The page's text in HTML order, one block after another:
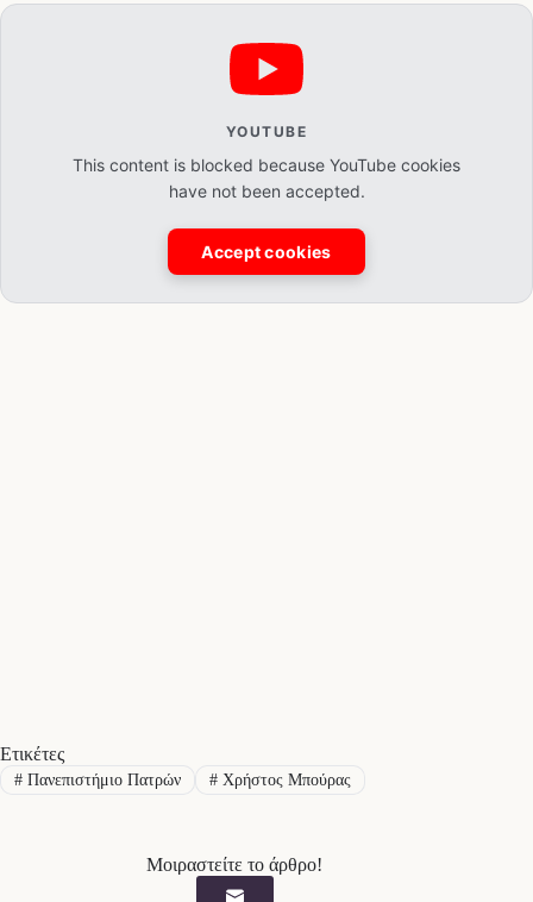
YOUTUBE
This content is blocked because YouTube cookies
have not been accepted.
Accept cookies
Ετικέτες
#Πανεπιστήμιο Πατρών #Χρήστος Μπούρας
Μοιραστείτε το άρθρο!